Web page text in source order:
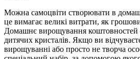
Можна самоцвіти створювати в
це вимагає великі витрати, як
Домашнє вирощування коштовностей
дитячих кристалів. Якщо ви
вирощуванні або просто не творча